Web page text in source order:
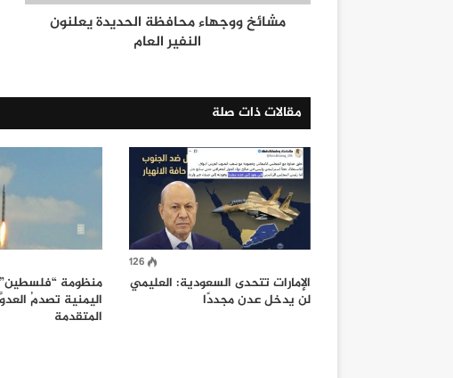
مشائخ ووجهاء محافظة الحديدة يعلنون
النفير العام
مقالات ذات صلة
126
الإمارات تتحدى السعودية: العليمي
لن يدخل عدن مجددًا
منظومة “فلسطين”
اليمنية تصدمُ
المتقدمة